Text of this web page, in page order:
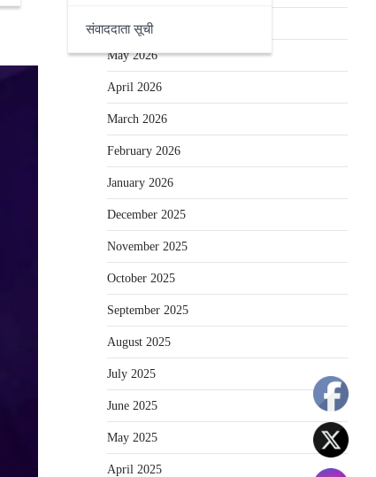
संवाददाता सूची
June 2026
May 2026
April 2026
March 2026
February 2026
January 2026
December 2025
November 2025
October 2025
September 2025
August 2025
July 2025
June 2025
May 2025
April 2025